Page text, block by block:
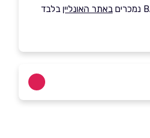
באתר האונליין בלבד